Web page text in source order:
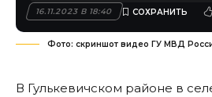
16.11.2023 В 18:40
Фото: скриншот видео ГУ МВД
В Гулькевичском районе в